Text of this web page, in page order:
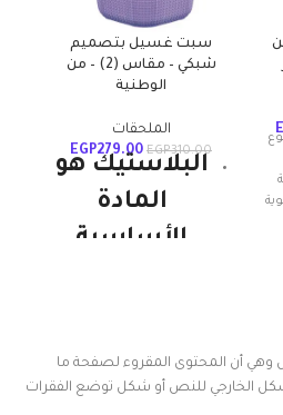
سبت غسيل بتصميم
شبكي – مقاس (2) – من
الوطنية
الملحقات
EGP310.00
EGP279.00
البلاستيك هو
المادة
الأساسية
ويستمر. إنها
قوية ومتينة
وهي أن المحتوى المقروء لصفحة ما
الخارجي للنص أو شكل توضع الفقرات